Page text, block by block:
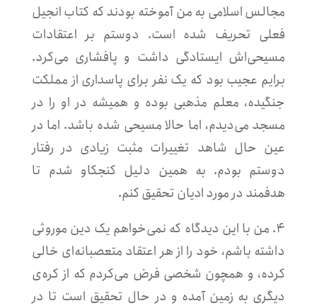
مجالس اسلامی به من آموخته بودند که کتاب انجیل
فعلی تحریف شده است. دوستم بر اعتقادات
مسیحی‌اش ایستادگی داشت و پافشاری می‌کرد.
برایم عجیب بود که یک نفر برای پاسداری از مملکت
جنگیده، معلم مذهبی بوده و همیشه در او را در
مسجد می‌دیدم، اما حالا مسیحی شده باشد. اما در
عین حال شاهد تغییرات مثبت زیادی در رفتار
دوستم بودم. به همین دلیل کنجکاو شدم تا
هدفمند در مورد ادیان تحقیق کنم.
۴. من با این دیدگاه که نمی‌خواهم یک دین موروثی
داشته باشم، خود را از هر اعتقاد متعصبانه‌ای خالی
کرده، و همچون شخصی فرض می‌کردم که از کره‌ی
دیگری به زمین آمده و در حال تحقیق است تا در